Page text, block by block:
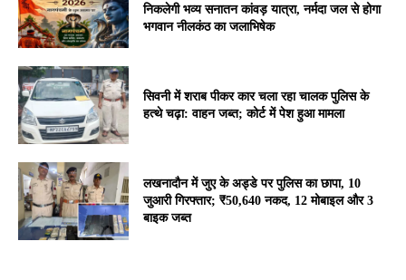
निकलेगी भव्य सनातन कांवड़ यात्रा, नर्मदा जल से होगा
भगवान नीलकंठ का जलाभिषेक
सिवनी में शराब पीकर कार चला रहा चालक पुलिस के
हत्थे चढ़ा: वाहन जब्त; कोर्ट में पेश हुआ मामला
लखनादौन में जुए के अड्डे पर पुलिस का छापा, 10
जुआरी गिरफ्तार; ₹50,640 नकद, 12 मोबाइल और 3
बाइक जब्त